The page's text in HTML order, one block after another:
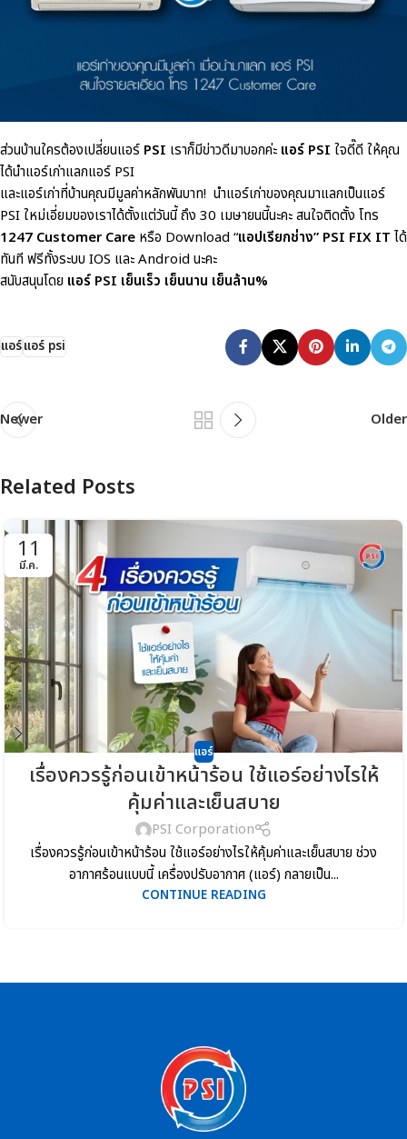
ส่วนบ้านใครต้องเปลี่ยนแอร์ PSI เราก็มีข่าวดีมาบอกค่ะ แอร์ PSI ใจดี๊ดีให้คุณ
ได้นำแอร์เก่าแลกแอร์ PSI
และแอร์เก่าที่บ้านคุณมีมูลค่าหลักพันบาท! นำแอร์เก่าของคุณมาแลกเป็นแอร์
PSIใหม่เอี่ยมของเราได้ตั้งแต่วันนี้ถึง 30 เมษายนนี้นะคะสนใจติดตั้ง โทร
1247 Customer Care หรือ Download “แอปเรียกช่าง” PSI FIX IT ได้
ทันทีฟรีทั้งระบบ IOS และAndroid นะคะ
สนับสนุนโดย แอร์ PSI เย็นเร็ว เย็นนาน เย็นล้าน%
แอร์แอร์ psi
Newer Older
Related Posts
11
มี.ค.
แอร์
เรื่องควรรู้ก่อนเข้าหน้าร้อน ใช้แอร์อย่างไรให้
คุ้มค่าและเย็นสบาย
PSI Corporation
เรื่องควรรู้ก่อนเข้าหน้าร้อน ใช้แอร์อย่างไรให้คุ้มค่าและเย็นสบาย ช่วง
อากาศร้อนแบบนี้ เครื่องปรับอากาศ (แอร์) กลายเป็น...
CONTINUE READING